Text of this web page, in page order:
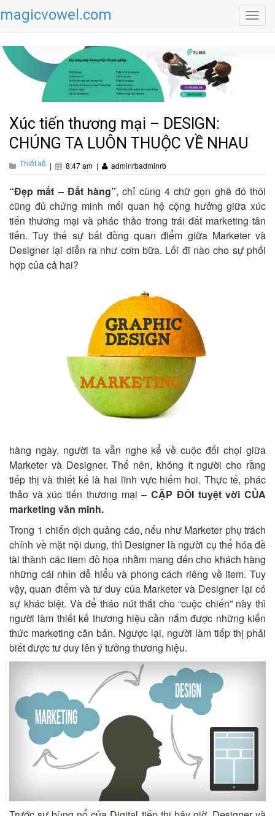
magicvowel.com
Xúc tiến thương mại – DESIGN:
CHÚNG TA LUÔN THUỘC VỀ NHAU
Thiết kế | 8:47 am | adminrbadminrb
“Đẹp mắt – Đắt hàng”, chỉ cùng 4 chữ gọn ghẽ đó thôi
cũng đủ chứng minh mối quan hệ cộng hưởng giữa xúc
tiến thương mại và phác thảo trong trái đất marketing tân
tiến. Tuy thế sự bất đồng quan điểm giữa Marketer và
Designer lại diễn ra như cơm bữa. Lối đi nào cho sự phối
hợp của cả hai?
hàng ngày, người ta vẫn nghe kể về cuộc đối chọi giữa
Marketer và Designer. Thế nên, không ít người cho rằng
tiếp thị và thiết kế là hai lĩnh vực hiếm hoi. Thực tế, phác
thảo và xúc tiến thương mại –CẶP ĐÔI tuyệt vời CỦA
marketing văn minh.
Trong 1 chiến dịch quảng cáo, nếu như Marketer phụ trách
chính về mặt nội dung, thì Designer là người cụ thể hóa đề
tài thành các item đồ họa nhằm mang đến cho khách hàng
những cái nhìn dễ hiểu và phong cách riêng về item. Tuy
vậy, quan điểm và tư duy của Marketer và Designer lại có
sự khác biệt. Và để tháo nút thắt cho “cuộc chiến” này thì
người làm thiết kế thương hiệu cần nắm được những kiến
thức marketing căn bản. Ngược lại, người làm tiếp thị phải
biết được tư duy lên ý tưởng thương hiệu.